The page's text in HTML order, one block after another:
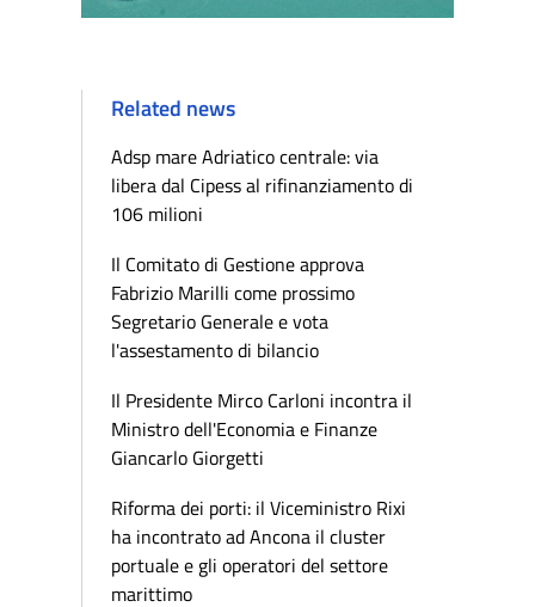
Related news
Adsp mare Adriatico centrale: via
libera dal Cipess al rifinanziamento di
106 milioni
Il Comitato di Gestione approva
Fabrizio Marilli come prossimo
Segretario Generale e vota
l'assestamento di bilancio
Il Presidente Mirco Carloni incontra il
Ministro dell'Economia e Finanze
Giancarlo Giorgetti
Riforma dei porti: il Viceministro Rixi
ha incontrato ad Ancona il cluster
portuale e gli operatori del settore
marittimo